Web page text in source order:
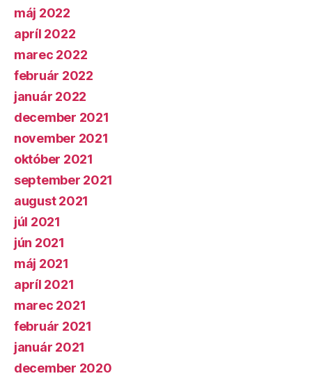
máj 2022
apríl 2022
marec 2022
február 2022
január 2022
december 2021
november 2021
október 2021
september 2021
august 2021
júl 2021
jún 2021
máj 2021
apríl 2021
marec 2021
február 2021
január 2021
december 2020